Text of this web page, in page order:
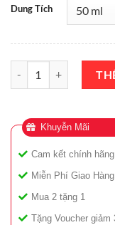
Dung Tích
Nước Hoa Donna
Khuyễn Mãi
Cam kết chính
Miễn Phí Giao
Mua 2 tặng 1
Tặng Voucher